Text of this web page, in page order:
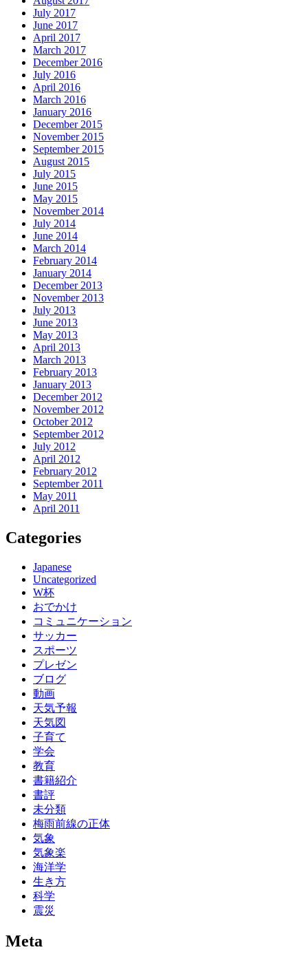
July 2017
June 2017
April 2017
March 2017
December 2016
July 2016
April 2016
March 2016
January 2016
December 2015
November 2015
September 2015
August 2015
July 2015
June 2015
May 2015
November 2014
July 2014
June 2014
March 2014
February 2014
January 2014
December 2013
November 2013
July 2013
June 2013
May 2013
April 2013
March 2013
February 2013
January 2013
December 2012
November 2012
October 2012
September 2012
July 2012
April 2012
February 2012
September 2011
May 2011
April 2011
Categories
Japanese
Uncategorized
W杯
おでかけ
コミュニケーション
サッカー
スポーツ
プレゼン
ブログ
動画
天気予報
天気図
子育て
学会
教育
書籍紹介
書評
未分類
梅雨前線の正体
気象
気象楽
海洋学
生き方
科学
震災
Meta